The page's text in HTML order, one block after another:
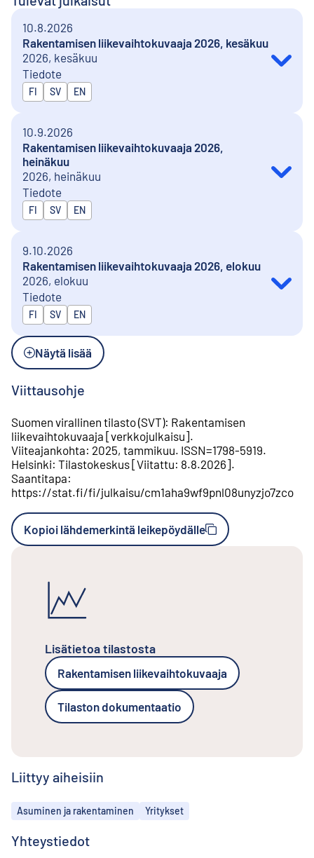
10.8.2026
Rakentamisen liikevaihtokuvaaja 2026, kesäkuu
2026, kesäkuu
Tiedote
Julkaistaan kielillä
FI SV EN
10.9.2026
Rakentamisen liikevaihtokuvaaja 2026,
heinäkuu
2026, heinäkuu
Tiedote
Julkaistaan kielillä
FI SV EN
9.10.2026
Rakentamisen liikevaihtokuvaaja 2026, elokuu
2026, elokuu
Tiedote
Julkaistaan kielillä
FI SV EN
Näytä lisää
Viittausohje
Suomen virallinen tilasto (SVT): Rakentamisen
liikevaihtokuvaaja [verkkojulkaisu].
Viiteajankohta: 2025, tammikuu. ISSN=1798-5919.
Helsinki: Tilastokeskus[Viitattu: 8.8.2026].
Saantitapa:
https://stat.fi/fi/julkaisu/cm1aha9wf9pnl08unyzjo7zco
Kopioi lähdemerkintä leikepöydälle
Lisätietoa tilastosta
Rakentamisen liikevaihtokuvaaja
Tilaston dokumentaatio
Liittyy aiheisiin
Aiheet
Asuminen ja rakentaminen Yritykset
Yhteystiedot